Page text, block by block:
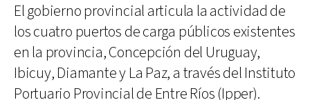
El gobierno provincial articula la actividad de
los cuatro puertos de carga públicos existentes
en la provincia, Concepción del Uruguay,
Ibicuy, Diamante y La Paz, a través del Instituto
Portuario Provincial de Entre Ríos (Ipper).